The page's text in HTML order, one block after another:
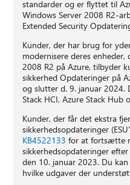
standarder og er flyttet til
Windows Server 2008 R2-
Extended Security
Kunder, der har brug for
modernisere deres enheder,
2008 R2 på Azure, tilbyder
sikkerhed Opdateringer på
og slutter d. 9. januar
Stack HCI, Azure Stack
Kunder, der får det ekstra
sikkerhedsopdateringer
KB4522133 for at fortsætte
sikkerhedsopdateringer
den 10. januar 2023. Du
hvilke udgaver der